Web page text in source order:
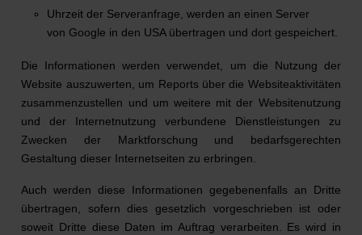
Uhrzeit der Serveranfrage, werden an einen Server
von Google in den USA übertragen und dort gespeichert.
Die Informationen werden verwendet, um die Nutzung der
Website auszuwerten, um Reports über die Websiteaktivitäten
zusammenzustellen und um weitere mit der Websitenutzung
und der Internetnutzung verbundene Dienstleistungen zu
Zwecken der Marktforschung und bedarfsgerechten
Gestaltung dieser Internetseiten zu erbringen.
Auch werden diese Informationen gegebenenfalls an Dritte
übertragen, sofern dies gesetzlich vorgeschrieben ist oder
soweit Dritte diese Daten im Auftrag verarbeiten. Es wird in